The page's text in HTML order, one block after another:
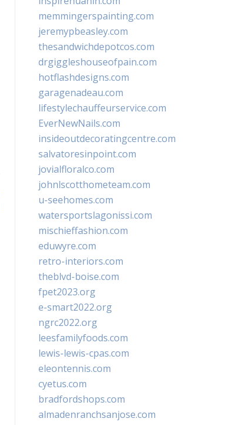
memmingerspainting.com
jeremypbeasley.com
thesandwichdepotcos.com
drgiggleshouseofpain.com
hotflashdesigns.com
garagenadeau.com
lifestylechauffeurservice.com
EverNewNails.com
insideoutdecoratingcentre.com
salvatoresinpoint.com
jovialfloralco.com
johnlscotthometeam.com
u-seehomes.com
watersportslagonissi.com
mischieffashion.com
eduwyre.com
retro-interiors.com
theblvd-boise.com
fpet2023.org
e-smart2022.org
ngrc2022.org
leesfamilyfoods.com
lewis-lewis-cpas.com
eleontennis.com
cyetus.com
bradfordshops.com
almadenranchsanjose.com